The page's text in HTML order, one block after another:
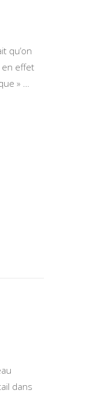
qu’on
en effet
» …
dans